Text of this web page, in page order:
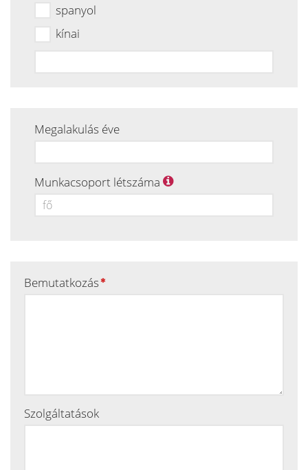
spanyol
kínai
Megalakulás éve
Munkacsoport létszáma
Bemutatkozás
Szolgáltatások